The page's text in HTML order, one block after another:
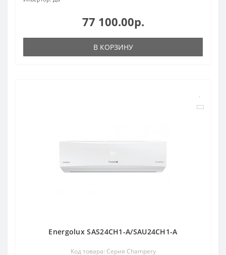
77 100.00р.
В КОРЗИНУ
Energolux SAS24CH1-A/SAU24CH1-A
Код товара: Серия Champery